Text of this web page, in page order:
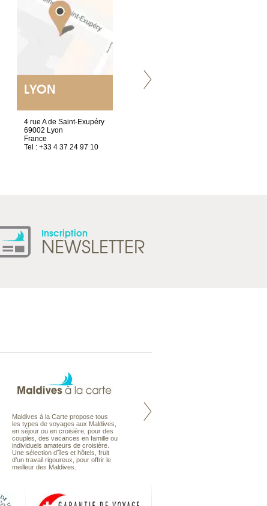
LYON
4 rue A de Saint-Exupéry
69002 Lyon
France
Tel : +33 4 37 24 97 10
Inscription
NEWSLETTER
Maldives à la Carte propose tous
les types de voyages aux Maldives,
en séjour ou en croisière, pour des
couples, des vacances en famille ou
individuels amateurs de croisière.
Une sélection d’îles et hôtels, fruit
d’un travail rigoureux, pour offrir le
meilleur des Maldives.
Notre site Odyssee est un portail